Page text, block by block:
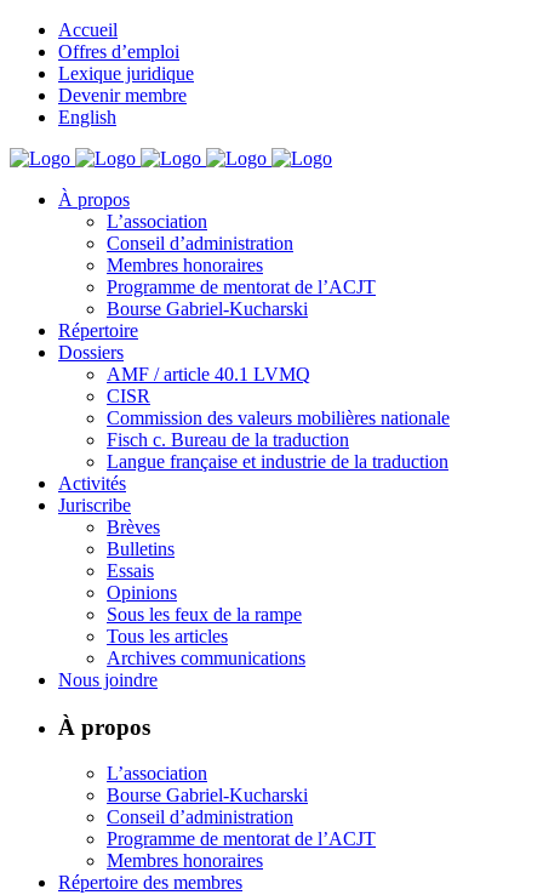
Accueil
Offres d’emploi
Lexique juridique
Devenir membre
English
À propos
L’association
Conseil d’administration
Membres honoraires
Programme de mentorat de l’ACJT
Bourse Gabriel-Kucharski
Répertoire
Dossiers
AMF / article 40.1 LVMQ
CISR
Commission des valeurs mobilières nationale
Fisch c. Bureau de la traduction
Langue française et industrie de la traduction
Activités
Juriscribe
Brèves
Bulletins
Essais
Opinions
Sous les feux de la rampe
Tous les articles
Archives communications
Nous joindre
À propos
L’association
Bourse Gabriel-Kucharski
Conseil d’administration
Programme de mentorat de l’ACJT
Membres honoraires
Répertoire des membres